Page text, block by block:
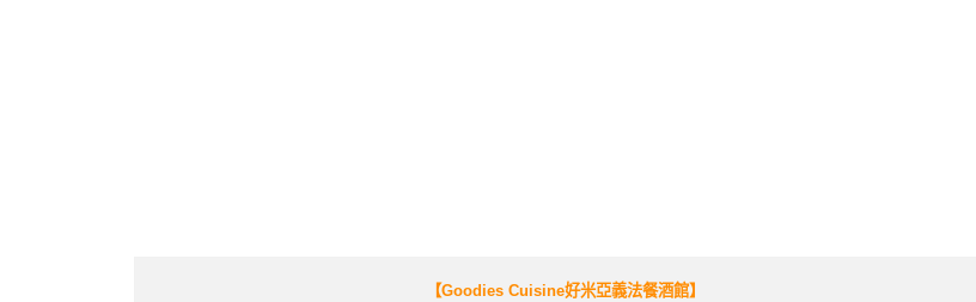
【Goodies Cuisine好米亞義法餐酒館】